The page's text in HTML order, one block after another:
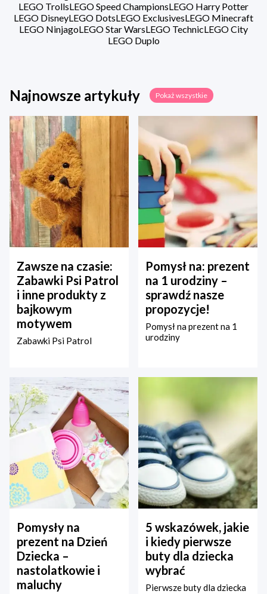
LEGO TrollsLEGO Speed ChampionsLEGO Harry Potter
LEGO DisneyLEGO DotsLEGO ExclusivesLEGO Minecraft
LEGO NinjagoLEGO Star WarsLEGO TechnicLEGO City
LEGO Duplo
Najnowsze artykuły Pokaż wszystkie
Zawsze na czasie:
Zabawki Psi Patrol
i inne produkty z
bajkowym
motywem
Zabawki Psi Patrol
Pomysł na: prezent
na 1 urodziny –
sprawdź nasze
propozycje!
Pomysł na prezent na 1
urodziny
Pomysły na
prezent na Dzień
Dziecka –
nastolatkowie i
maluchy
5 wskazówek, jakie
i kiedy pierwsze
buty dla dziecka
wybrać
Pierwsze buty dla dziecka